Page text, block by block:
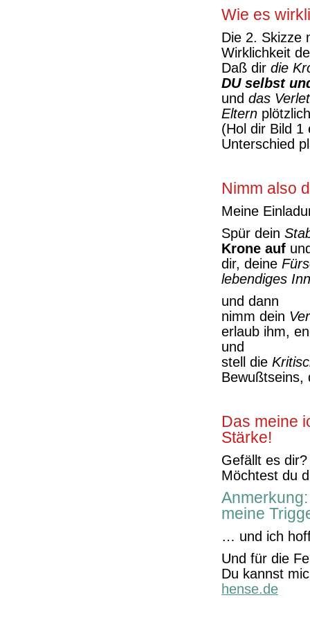
Wie es
Die 2. Skizze
Wirklichkeit
Daß dir die
DU selbst
und das
Eltern
(Hol dir Bild 1
Unterschied
Nimm also
Meine
Spür dein
Krone auf
dir, deine
lebendiges
und dann
nimm dein
erlaub ihm,
und
stell die
Bewußtseins,
Das meine
Stärke!
Gefällt es dir?
Möchtest du
meine
… und ich
Und für die
Du kannst
hense.de